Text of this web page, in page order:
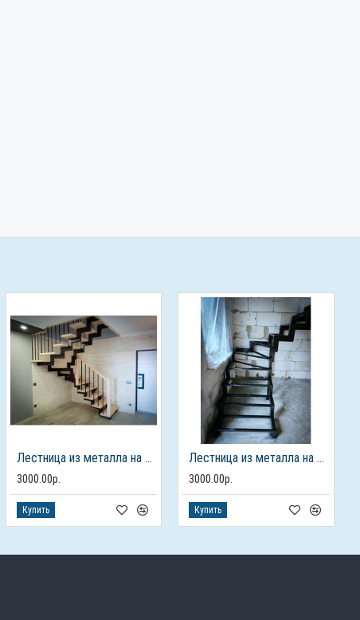
Лестница из металла на 2 этаж
3000.00р.
Купить
Лестница из металла на 2 этаж
3000.00р.
Купить